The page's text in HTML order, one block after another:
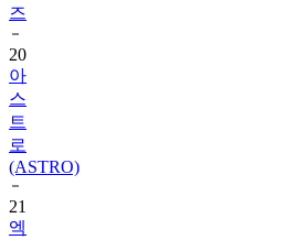
즈
20
아
스
트
로
(ASTRO)
21
엑